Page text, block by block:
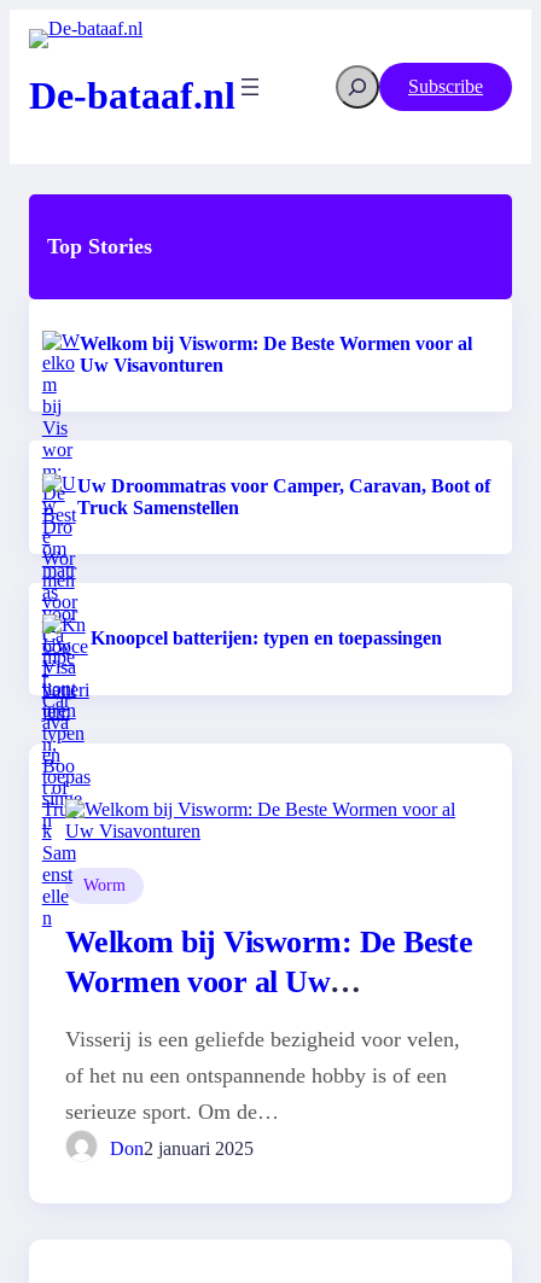
naar
inhoud
De-bataaf.nl Search
Subscribe
Top Stories
Welkom bij Visworm: De Beste Wormen voor al
Uw Visavonturen
Uw Droommatras voor Camper, Caravan, Boot of
Truck Samenstellen
Knoopcel batterijen: typen en toepassingen
Worm
Welkom bij Visworm: De Beste
Wormen voor al Uw
Visserij is een geliefde bezigheid voor velen,
of het nu een ontspannende hobby is of een
serieuze sport. Om de…
Don2 januari 2025